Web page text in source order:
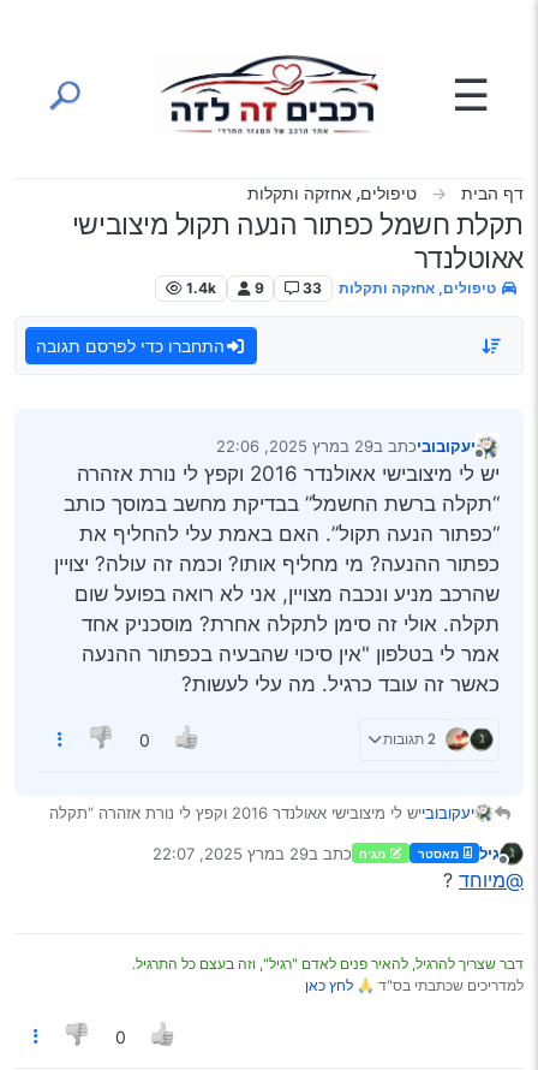
☰
דף הבית טיפולים, אחזקה ותקלות
תקלת חשמל כפתור הנעה תקול מיצובישי
אאוטלנדר
טיפולים, אחזקה ותקלות 33
9
1.4k
התחברו כדי לפרסם תגובה
מנותק
יעקובוביכתב ב29 במרץ 2025, 22:06
נערך לאחרונה על ידי
יש לי מיצובישי אאולנדר 2016 וקפץ לי נורת אזהרה
“תקלה ברשת החשמל” בבדיקת מחשב במוסך כותב
“כפתור הנעה תקול”. האם באמת עלי להחליף את
כפתור ההנעה? מי מחליף אותו? וכמה זה עולה? יצויין
שהרכב מניע ונכבה מצויין, אני לא רואה בפועל שום
תקלה. אולי זה סימן לתקלה אחרת? מוסכניק אחד
אמר לי בטלפון "אין סיכוי שהבעיה בכפתור ההנעה
כאשר זה עובד כרגיל. מה עלי לעשות?
2 תגובות 0
יעקובובי
יש לי מיצובישי אאולנדר 2016 וקפץ לי נורת אזהרה “תקלה
תקול”. האם באמת עלי להחליף את כפתור ההנעה? מי
מנותק
גיל מאסטר מגיה כתב ב29 במרץ 2025, 22:07
נערך לאחרונה על ידי
@מיוחד ?
דבר שצריך להרגיל, להאיר פנים לאדם "רגיל", וזה בעצם כל התרגיל.
למדריכים שכתבתי בס"ד 🙏 לחץ כאן
0